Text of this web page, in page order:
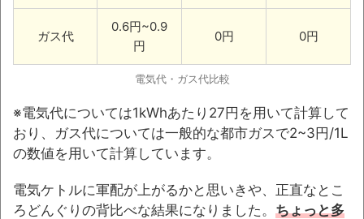
ガス代
0.6円~0.9
円
0円 0円
電気代・ガス代比較
※電気代については1kWhあたり27円を用いて計算して
おり、ガス代については一般的な都市ガスで2~3円/1L
の数値を用いて計算しています。
電気ケトルに軍配が上がるかと思いきや、正直なとこ
ろどんぐりの背比べな結果になりました。 ちょっと多